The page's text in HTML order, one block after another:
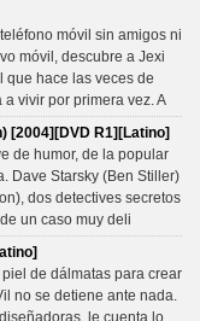
móvil sin amigos ni
móvil, descubre a Jexi
que hace las veces de
vivir por primera vez. A
[2004][DVD R1][Latino]
de humor, de la popular
Dave Starsky (Ben Stiller)
dos detectives secretos
un caso muy deli
de dálmatas para crear
no se detiene ante nada.